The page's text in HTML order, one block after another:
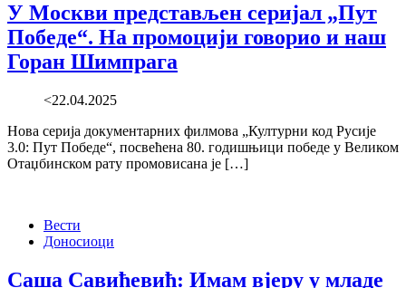
У Москви представљен серијал „Пут
Победе“. На промоцији говорио и наш
Горан Шимпрага
<22.04.2025
Нова серија документарних филмова „Културни код Русије
3.0: Пут Победе“, посвећена 80. годишњици победе у Великом
Отаџбинском рату промовисана је […]
Вести
Доносиоци
Саша Савићевић: Имам вјеру у младе